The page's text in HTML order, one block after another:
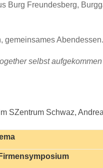
Burg Freundesberg,
gemeinsames Abendessen.
selbst
SZentrum Schwaz,